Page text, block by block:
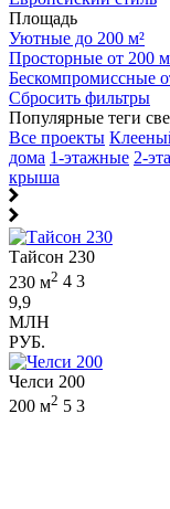
Площадь
Уютные до 200 м²
Просторные от 200
Бескомпромиссные
Сбросить фильтры
Популярные теги
Все проекты
дома 1-этажные 2-
крыша
Тайсон 230
230 м2 4 3
9,9
МЛН
РУБ.
Челси 200
200 м2 5 3